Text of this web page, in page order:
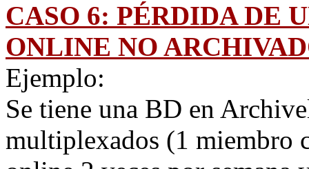
CASO 6: PÉRDIDA DE
ONLINE NO
Ejemplo:
Se tiene una BD en
multiplexados (1 miembro